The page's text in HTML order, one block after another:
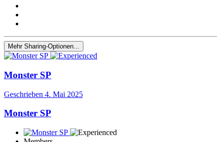
Mehr Sharing-Optionen...
Monster SP
Geschrieben 4. Mai 2025
Monster SP